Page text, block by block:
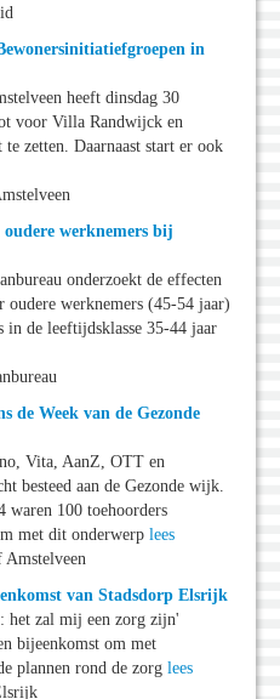
in
heeft dinsdag 30
voor Villa Randwijck en
zetten. Daarnaast start er ook
werknemers bij
onderzoekt de effecten
werknemers (45-54 jaar)
de leeftijdsklasse 35-44 jaar
de Week van de Gezonde
Vita, AanZ, OTT en
besteed aan de Gezonde wijk.
waren 100 toehoorders
met dit onderwerp lees
van Stadsdorp Elsrijk
het zal mij een zorg zijn'
bijeenkomst om met
plannen rond de zorg lees